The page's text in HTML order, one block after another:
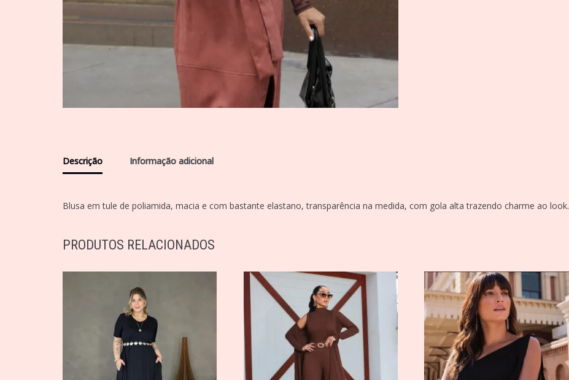
Descrição Informação adicional
Blusa em tule de poliamida, macia e com bastante elastano, transparência na medida, com gola alta trazendo charme ao look.
PRODUTOS RELACIONADOS